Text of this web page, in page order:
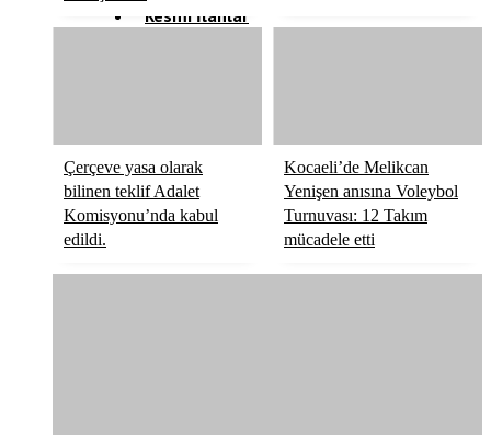
Resmi İlanlar
Çerçeve yasa olarak
bilinen teklif Adalet
Komisyonu’nda kabul
edildi.
Kocaeli’de Melikcan
Yenişen anısına Voleybol
Turnuvası: 12 Takım
mücadele etti